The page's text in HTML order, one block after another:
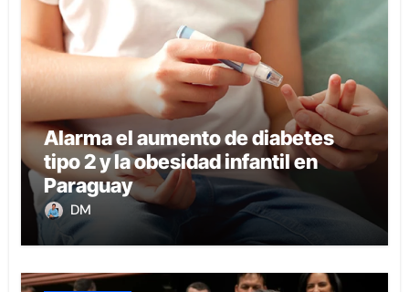
Alarma el aumento de diabetes
tipo 2 y la obesidad infantil en
Paraguay
DM